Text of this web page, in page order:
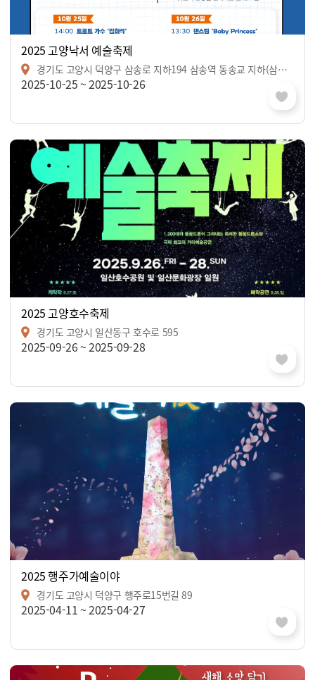
2025 고양낙서 예술축제
경기도 고양시 덕양구 삼송로 지하194 삼송역 동송교 지하(삼송역 3번출구 인근)
2025-10-25 ~ 2025-10-26
2025 고양호수축제
경기도 고양시 일산동구 호수로 595
2025-09-26 ~ 2025-09-28
2025 행주가예술이야
경기도 고양시 덕양구 행주로15번길 89
2025-04-11 ~ 2025-04-27